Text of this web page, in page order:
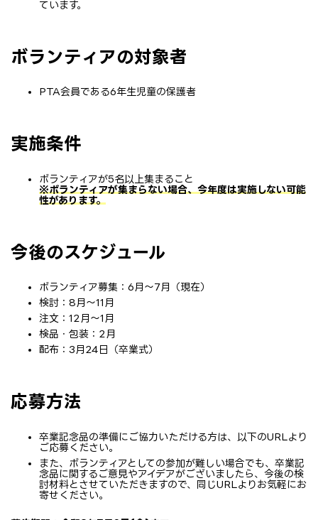
ています。
ボランティアの対象者
PTA会員である6年生児童の保護者
実施条件
ボランティアが5名以上集まること
※ボランティアが集まらない場合、今年度は実施しない可能
性があります。
今後のスケジュール
ボランティア募集：6月～7月（現在）
検討：8月～11月
注文：12月～1月
検品・包装：2月
配布：3月24日（卒業式）
応募方法
卒業記念品の準備にご協力いただける方は、以下のURLより
ご応募ください。
また、ボランティアとしての参加が難しい場合でも、卒業記
念品に関するご意見やアイデアがございましたら、今後の検
討材料とさせていただきますので、同じURLよりお気軽にお
寄せください。